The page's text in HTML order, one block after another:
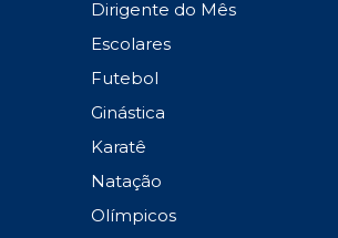
Dirigente do Mês
Escolares
Futebol
Ginástica
Karatê
Natação
Olímpicos